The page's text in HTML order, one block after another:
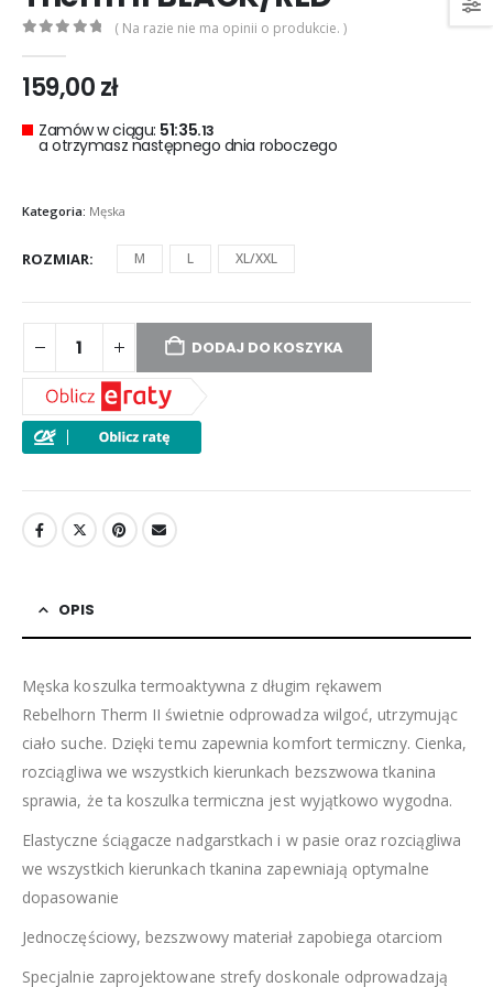
( Na razie nie ma opinii o produkcie. )
159,00zł
Zamów w ciągu: 51:35.12
a otrzymasz następnego dnia roboczego
Kategoria: Męska
ROZMIAR M L XL/XXL
DODAJ DO KOSZYKA
OPIS
Męska koszulka termoaktywna z długim rękawem
Rebelhorn Therm II świetnie odprowadza wilgoć, utrzymując
ciało suche. Dzięki temu zapewnia komfort termiczny. Cienka,
rozciągliwa we wszystkich kierunkach bezszwowa tkanina
sprawia, że ta koszulka termiczna jest wyjątkowo wygodna.
Elastyczne ściągacze nadgarstkach i w pasie oraz rozciągliwa
we wszystkich kierunkach tkanina zapewniają optymalne
dopasowanie
Jednoczęściowy, bezszwowy materiał zapobiega otarciom
Specjalnie zaprojektowane strefy doskonale odprowadzają